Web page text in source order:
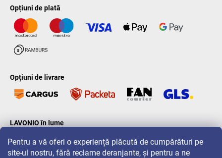
Pentru a vă oferi o experiență plăcută de cumpărături pe
site-ul nostru, fără reclame deranjante, și pentru a ne
Opțiuni de plată
Opțiuni de livrare
LAVONIO în lume